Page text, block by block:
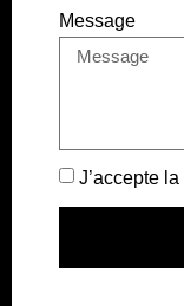
Message
J’accepte la